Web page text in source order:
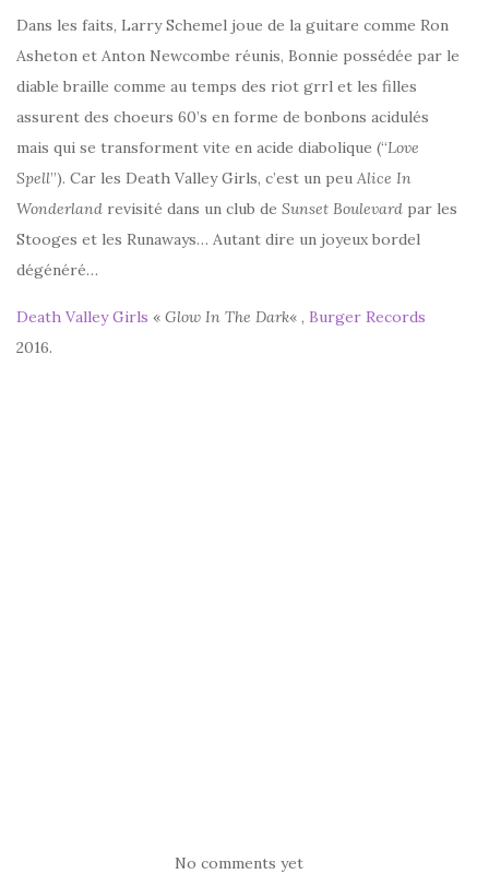
Dans les faits, Larry Schemel joue de la guitare comme Ron
Asheton et Anton Newcombe réunis, Bonnie possédée par le
diable braille comme au temps des riot grrl et les filles
assurent des choeurs 60’s en forme de bonbons acidulés
mais qui se transforment vite en acide diabolique (“Love
Spell”). Car les Death Valley Girls, c’est un peu Alice In
Wonderland revisité dans un club de Sunset Boulevard par les
Stooges et les Runaways… Autant dire un joyeux bordel
dégénéré…
Death Valley Girls « Glow In The Dark« , Burger Records
2016.
No comments yet